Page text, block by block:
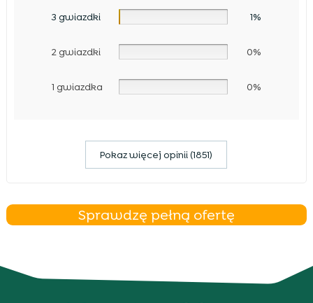
3 gwiazdki 1%
2 gwiazdki 0%
1 gwiazdka 0%
Pokaz więcej opinii (1851)
Sprawdzę pełną ofertę